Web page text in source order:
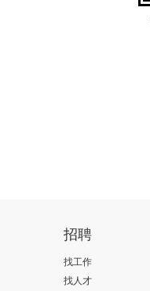
招聘
找工作
找人才